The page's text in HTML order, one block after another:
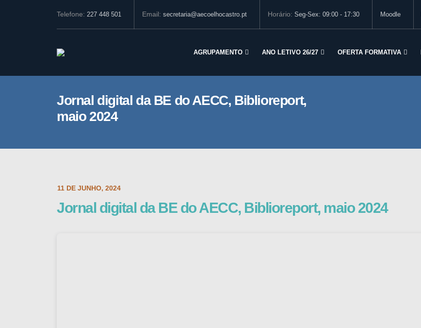
Telefone: 227 448 501 Email: secretaria@aecoelhocastro.pt Horário: Seg-Sex: 09:00 - 17:30 Moodle
AGRUPAMENTO ANO LETIVO 26/27 OFERTA FORMATIVA
Jornal digital da BE do AECC, Biblioreport,
maio 2024
11 DE JUNHO, 2024
Jornal digital da BE do AECC, Biblioreport, maio 2024